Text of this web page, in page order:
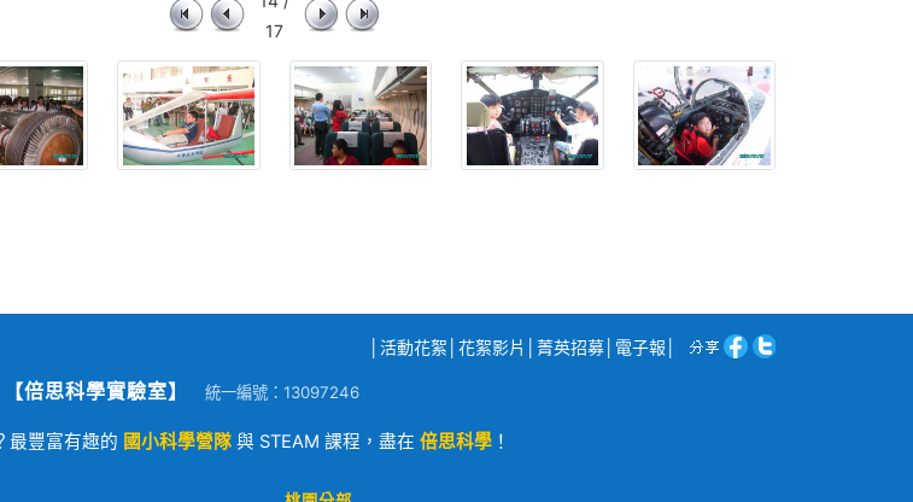
17
活動花絮 花絮影片 菁英招募 電子報
倍思科學實驗室】 統一編號：13097246
最豐富有趣的 國小科學營隊 與 STEAM 課程，盡在 倍思科學 ！